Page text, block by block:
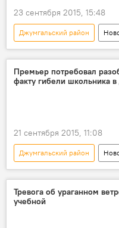
23 сентября 2015, 15:48
Джумгальский район
Кыргызстан
школьники
Премьер потребовал
факту гибели школьника
21 сентября 2015, 11:08
Джумгальский район
Кыргызстан
Темир Сариев
драка
Тревога об ураганном
учебной